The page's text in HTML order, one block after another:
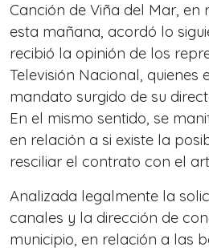
Canción de Viña del Mar, en
esta mañana, acordó lo
recibió la opinión de los
Televisión Nacional, quienes
mandato surgido de su
En el mismo sentido, se
en relación a si existe la
resciliar el contrato con el
Analizada legalmente la
canales y la dirección de
municipio, en relación a las